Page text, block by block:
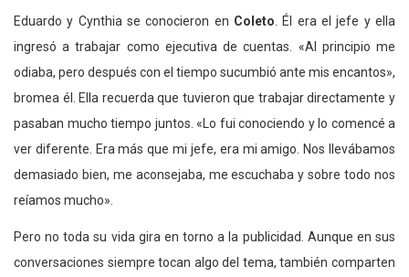
Eduardo y Cynthia se conocieron en Coleto . Él era el jefe y ella
ingresó a trabajar como ejecutiva de cuentas. «Al principio me
odiaba, pero después con el tiempo sucumbió ante mis encantos»,
bromea él. Ella recuerda que tuvieron que trabajar directamente y
pasaban mucho tiempo juntos. «Lo fui conociendo y lo comencé a
ver diferente. Era más que mi jefe, era mi amigo. Nos llevábamos
demasiado bien, me aconsejaba, me escuchaba y sobre todo nos
reíamos mucho».
Pero no toda su vida gira en torno a la publicidad. Aunque en sus
conversaciones siempre tocan algo del tema, también comparten